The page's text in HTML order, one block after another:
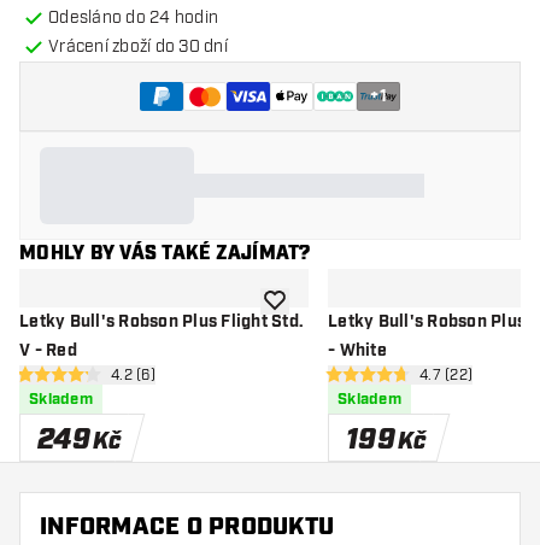
Odesláno do 24 hodin
Vrácení zboží do 30 dní
+1
MOHLY BY VÁS TAKÉ ZAJÍMAT?
Letky Bull's Robson Plus Flight Std.
V - Red
otevřít panel recenzí
4.2 hodnoticí hvězdičky
4.2 (6)
Skladem
249Kč
Přidat do seznamu přání
Letky Bull's Robson Plus
- White
otevřít panel
4.7 hodnoticí hvězdičky
4.7 (22)
Skladem
199Kč
INFORMACE O PRODUKTU